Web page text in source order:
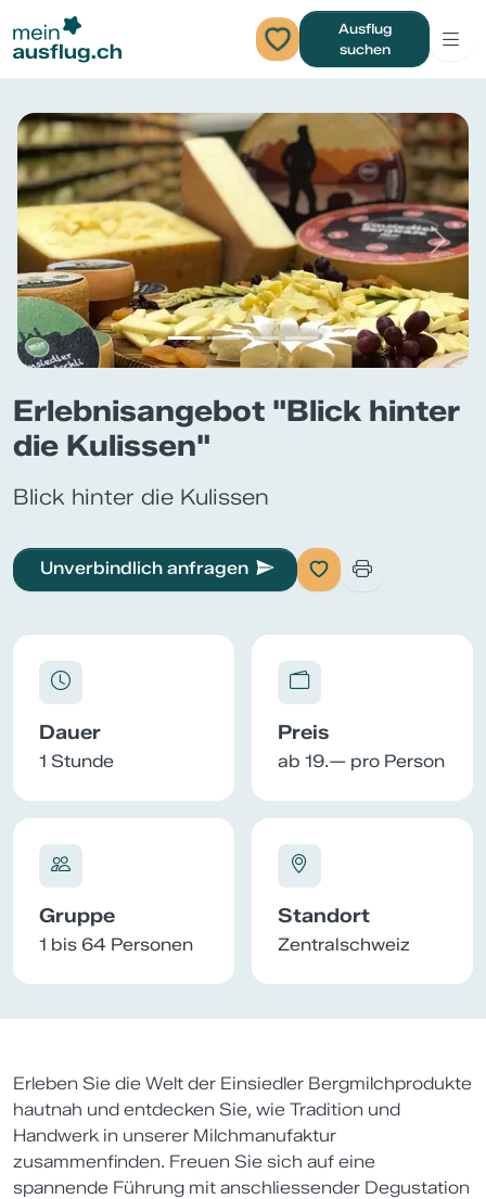
Ausflug
suchen
Previous Next
Erlebnisangebot "Blick hinter
die Kulissen"
Blick hinter die Kulissen
Unverbindlich anfragen
Dauer
1 Stunde
Preis
ab 19.— pro Person
Gruppe
1 bis 64 Personen
Standort
Zentralschweiz
Erleben Sie die Welt der Einsiedler Bergmilchprodukte
hautnah und entdecken Sie, wie Tradition und
Handwerk in unserer Milchmanufaktur
zusammenfinden. Freuen Sie sich auf eine
spannende Führung mit anschliessender Degustation